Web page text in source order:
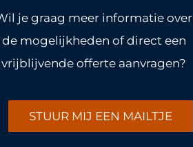
je graag meer informatie over
de mogelijkheden of direct een
vrijblijvende offerte aanvragen?
STUUR MIJ EEN MAILTJE